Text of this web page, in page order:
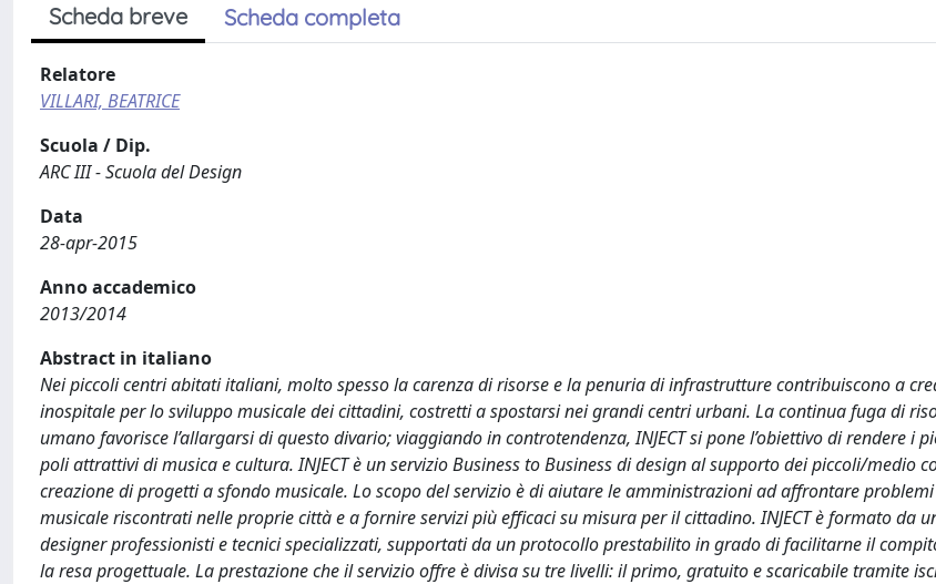
Scheda breve Scheda completa
Relatore
VILLARI, BEATRICE
Scuola / Dip.
ARC III - Scuola del Design
Data
28-apr-2015
Anno accademico
2013/2014
Abstract in italiano
Nei piccoli centri abitati italiani, molto spesso la carenza di risorse e la penuria di infrastrutture contribuiscono a
inospitale per lo sviluppo musicale dei cittadini, costretti a spostarsi nei grandi centri urbani. La continua fuga di
umano favorisce l’allargarsi di questo divario; viaggiando in controtendenza, INJECT si pone l’obiettivo di rendere i
poli attrattivi di musica e cultura. INJECT è un servizio Business to Business di design al supporto dei piccoli/medio
creazione di progetti a sfondo musicale. Lo scopo del servizio è di aiutare le amministrazioni ad affrontare
musicale riscontrati nelle proprie città e a fornire servizi più efficaci su misura per il cittadino. INJECT è formato da
designer professionisti e tecnici specializzati, supportati da un protocollo prestabilito in grado di facilitarne il
la resa progettuale. La prestazione che il servizio offre è divisa su tre livelli: il primo, gratuito e scaricabile tramite